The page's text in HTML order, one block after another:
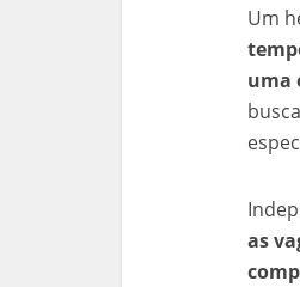
Um
uma
as